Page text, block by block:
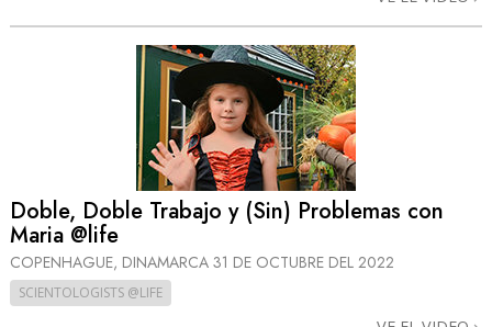
Doble, Doble Trabajo y (Sin) Problemas con
Maria @life
COPENHAGUE, DINAMARCA 31 DE OCTUBRE DEL 2022
SCIENTOLOGISTS @LIFE